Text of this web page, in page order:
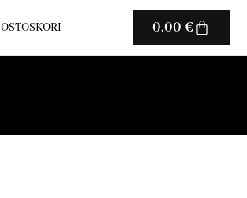
OSTOSKORI 0.00 €Cart